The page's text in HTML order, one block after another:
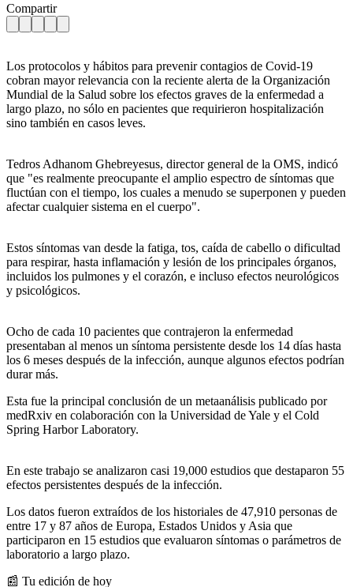
Compartir
Los protocolos y hábitos para prevenir contagios de Covid-19
cobran mayor relevancia con la reciente alerta de la Organización
Mundial de la Salud sobre los efectos graves de la enfermedad a
largo plazo, no sólo en pacientes que requirieron hospitalización
sino también en casos leves.
Tedros Adhanom Ghebreyesus, director general de la OMS, indicó
que "es realmente preocupante el amplio espectro de síntomas que
fluctúan con el tiempo, los cuales a menudo se superponen y pueden
afectar cualquier sistema en el cuerpo".
Estos síntomas van desde la fatiga, tos, caída de cabello o dificultad
para respirar, hasta inflamación y lesión de los principales órganos,
incluidos los pulmones y el corazón, e incluso efectos neurológicos
y psicológicos.
Ocho de cada 10 pacientes que contrajeron la enfermedad
presentaban al menos un síntoma persistente desde los 14 días hasta
los 6 meses después de la infección, aunque algunos efectos podrían
durar más.
Esta fue la principal conclusión de un metaanálisis publicado por
medRxiv en colaboración con la Universidad de Yale y el Cold
Spring Harbor Laboratory.
En este trabajo se analizaron casi 19,000 estudios que destaparon 55
efectos persistentes después de la infección.
Los datos fueron extraídos de los historiales de 47,910 personas de
entre 17 y 87 años de Europa, Estados Unidos y Asia que
participaron en 15 estudios que evaluaron síntomas o parámetros de
laboratorio a largo plazo.
📰 Tu edición de hoy